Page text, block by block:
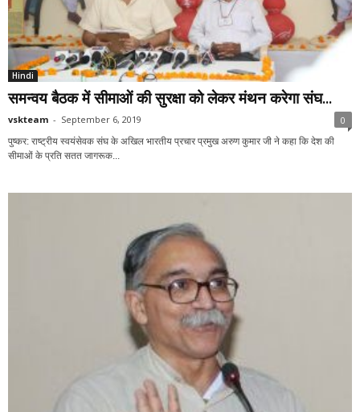
Hindi
समन्वय बैठक में सीमाओं की सुरक्षा को लेकर मंथन करेगा संघ...
vskteam - September 6, 2019 0
पुष्कर: राष्ट्रीय स्वयंसेवक संघ के अखिल भारतीय प्रचार प्रमुख अरुण कुमार जी ने कहा कि देश की
सीमाओं के प्रति सतत जागरूक...